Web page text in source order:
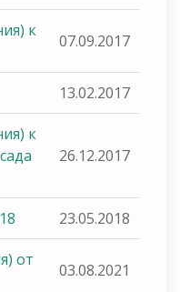
к
07.09.2017
13.02.2017
к
26.12.2017
23.05.2018
от
03.08.2021